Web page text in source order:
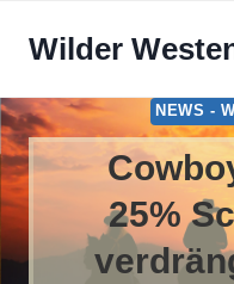
InhaltWilder
NEWS -
25%